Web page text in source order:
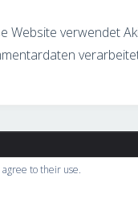
Website verwendet
options panel.
agree to their use.